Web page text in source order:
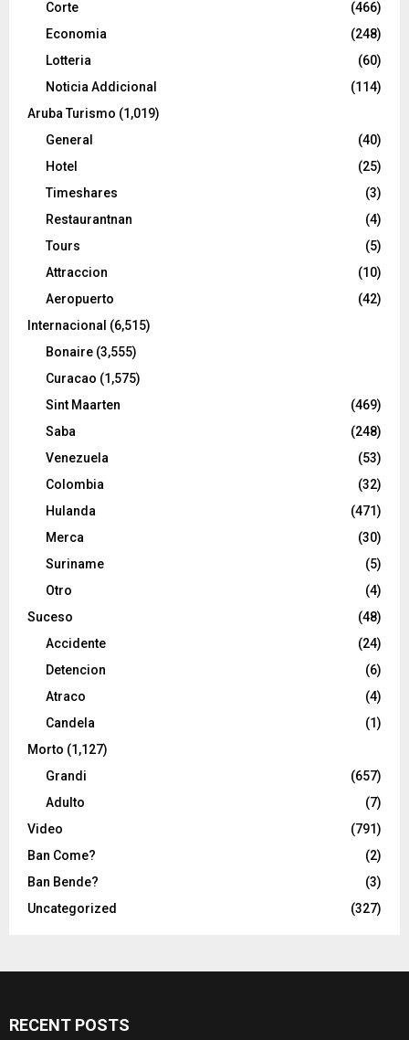
Corte
(466)
Economia
(248)
Lotteria
(60)
Noticia Addicional
(114)
Aruba Turismo (1,019)
General
(40)
Hotel
(25)
Timeshares
(3)
Restaurantnan
(4)
Tours
(5)
Attraccion
(10)
Aeropuerto
(42)
Internacional (6,515)
Bonaire (3,555)
Curacao (1,575)
Sint Maarten
(469)
Saba
(248)
Venezuela
(53)
Colombia
(32)
Hulanda
(471)
Merca
(30)
Suriname
(5)
Otro
(4)
Suceso
(48)
Accidente
(24)
Detencion
(6)
Atraco
(4)
Candela
(1)
Morto (1,127)
Grandi
(657)
Adulto
(7)
Video
(791)
Ban Come?
(2)
Ban Bende?
(3)
Uncategorized
(327)
RECENT POSTS